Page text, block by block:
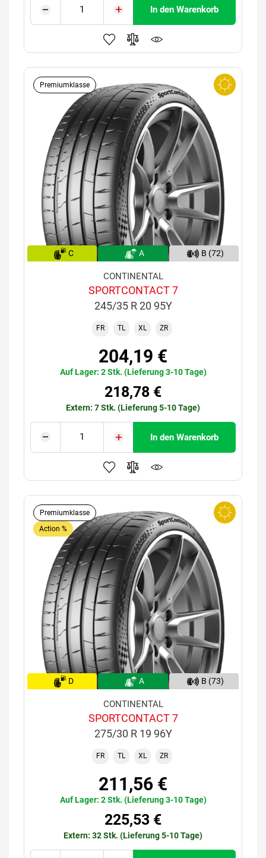
In den Warenkorb
Premiumklasse
C A B (72)
CONTINENTAL
SPORTCONTACT 7
245/35 R 20 95Y
FR TL XL ZR
204,19 €
Auf Lager: 2 Stk. (Lieferung 3-10 Tage)
218,78 €
Extern: 7 Stk. (Lieferung 5-10 Tage)
In den Warenkorb
Premiumklasse
Action %
D A B (73)
CONTINENTAL
SPORTCONTACT 7
275/30 R 19 96Y
FR TL XL ZR
211,56 €
Auf Lager: 2 Stk. (Lieferung 3-10 Tage)
225,53 €
Extern: 32 Stk. (Lieferung 5-10 Tage)